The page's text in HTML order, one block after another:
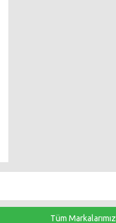
Tüm Markalarımız